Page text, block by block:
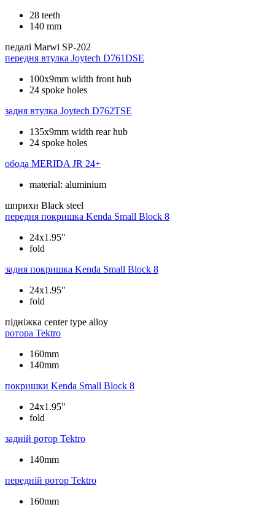
28 teeth
140 mm
педалі Marwi SP-202
передня втулка Joytech D761DSE
100x9mm width front hub
24 spoke holes
задня втулка Joytech D762TSE
135x9mm width rear hub
24 spoke holes
обода MERIDA JR 24+
material: aluminium
шприхи Black steel
передня покришка Kenda Small Block 8
24x1.95"
fold
задня покришка Kenda Small Block 8
24x1.95"
fold
підніжка center type alloy
ротора Tektro
160mm
140mm
покришки Kenda Small Block 8
24x1.95"
fold
задній ротор Tektro
140mm
передній ротор Tektro
160mm